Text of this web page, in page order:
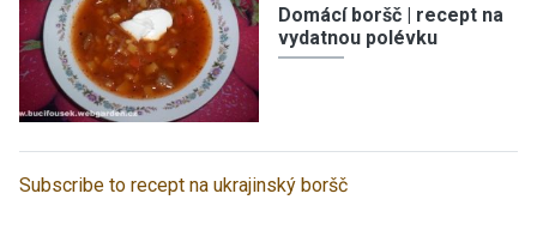
Domácí boršč | recept na
vydatnou polévku
Subscribe to recept na ukrajinský boršč